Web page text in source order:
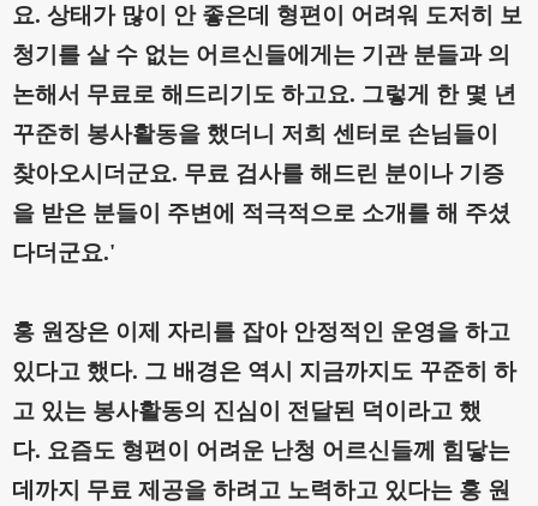
요. 상태가 많이 안 좋은데 형편이 어려워 도저히 보
청기를 살 수 없는 어르신들에게는 기관 분들과 의
논해서 무료로 해드리기도 하고요. 그렇게 한 몇 년
꾸준히 봉사활동을 했더니 저희 센터로 손님들이
찾아오시더군요. 무료 검사를 해드린 분이나 기증
을 받은 분들이 주변에 적극적으로 소개를 해 주셨
다더군요.'
홍 원장은 이제 자리를 잡아 안정적인 운영을 하고
있다고 했다. 그 배경은 역시 지금까지도 꾸준히 하
고 있는 봉사활동의 진심이 전달된 덕이라고 했
다. 요즘도 형편이 어려운 난청 어르신들께 힘닿는
데까지 무료 제공을 하려고 노력하고 있다는 홍 원